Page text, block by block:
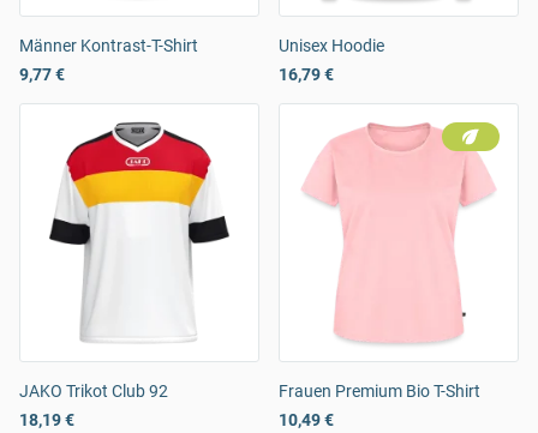
Männer Kontrast-T-Shirt
9,77 €
Unisex Hoodie
16,79 €
JAKO Trikot Club 92
18,19 €
Frauen Premium Bio T-Shirt
10,49 €